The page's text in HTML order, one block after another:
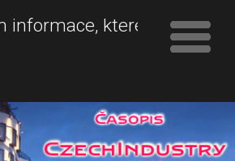
informace, které